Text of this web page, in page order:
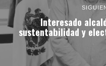
Interesado
sustentabilidad y